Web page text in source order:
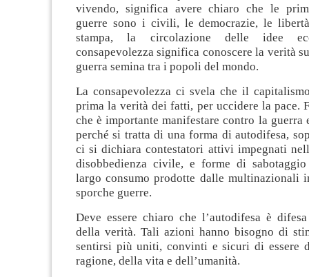
vivendo, significa avere chiaro che le
guerre sono i civili, le democrazie, le
stampa, la circolazione delle idee
consapevolezza significa conoscere la verità
guerra semina tra i popoli del mondo.
La consapevolezza ci svela che il
prima la verità dei fatti, per uccidere la pace.
che è importante manifestare contro la guerra
perché si tratta di una forma di autodifesa,
ci si dichiara contestatori attivi impegnati
disobbedienza civile, e forme di
largo consumo prodotte dalle multinazionali
sporche guerre.
Deve essere chiaro che l’autodifesa è
della verità. Tali azioni hanno bisogno di
sentirsi più uniti, convinti e sicuri di essere
ragione, della vita e dell’umanità.